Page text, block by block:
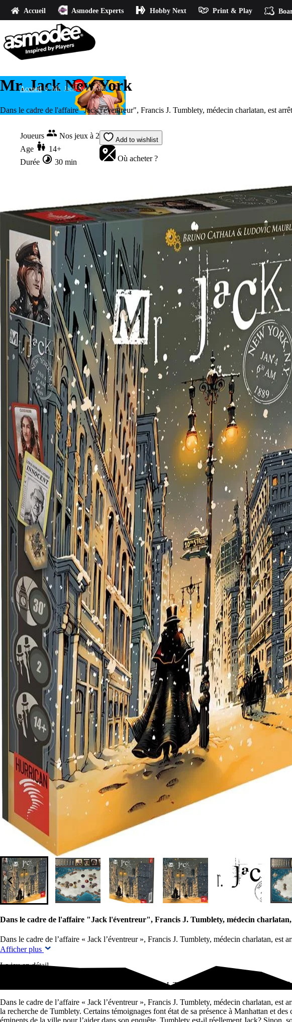
Accueil Asmodee Experts Hobby Next Print & Play
Accueil Mr. Jack New York
Mr. Jack New York
Dans le cadre de l'affaire "Jack l'éventreur", Francis J. Tumblety, médecin charlatan, est
Joueurs
Nos jeux à 2
Age
14+
Durée
30 min
Add to wishlist
Où acheter ?
Dans le cadre de l'affaire "Jack l'éventreur", Francis J. Tumblety, médecin
Dans le cadre de l’affaire « Jack l’éventreur », Francis J. Tumblety, médecin charlatan,
Afficher plus
Le jeu en détail
Dans le cadre de l'affaire "Jack l'éventreur", Francis J. Tumblety, médecin charlatan, est
Dans le cadre de l’affaire « Jack l’éventreur », Francis J. Tumblety, médecin charlatan,
la recherche de Tumblety. Certains témoignages font état de sa présence à Manhattan et
éminents de la ville pour l’aider dans son enquête. Tumblety est-il réellement Jack?